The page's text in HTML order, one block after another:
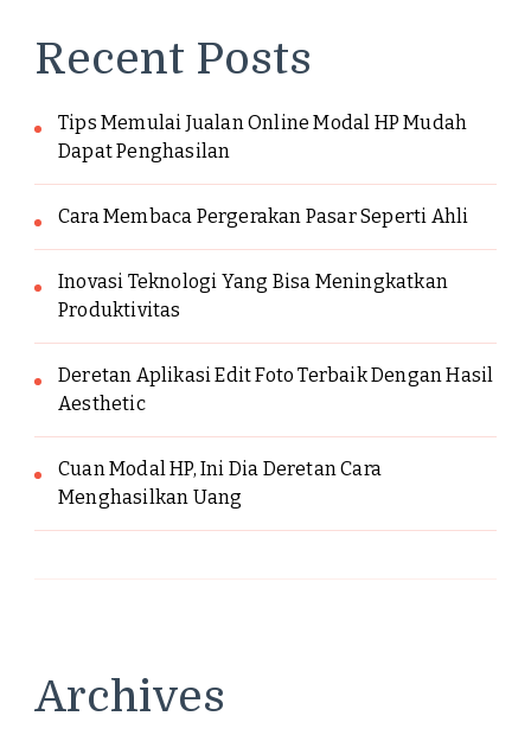
Recent Posts
Tips Memulai Jualan Online Modal HP Mudah
Dapat Penghasilan
Cara Membaca Pergerakan Pasar Seperti Ahli
Inovasi Teknologi Yang Bisa Meningkatkan
Produktivitas
Deretan Aplikasi Edit Foto Terbaik Dengan Hasil
Aesthetic
Cuan Modal HP, Ini Dia Deretan Cara
Menghasilkan Uang
Archives